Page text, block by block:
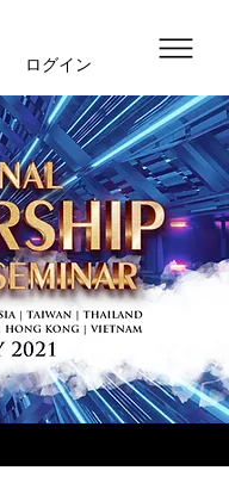
ログイン